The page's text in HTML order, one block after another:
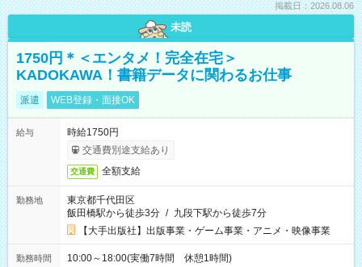
掲載日：2026.08.06
未読
1750円＊＜エンタメ！完全在宅＞
KADOKAWA！書籍データに関わるお仕事
派遣 WEB登録・面接OK
給与
時給1750円
交通費別途支給あり
交通費 全額支給
勤務地
東京都千代田区
飯田橋駅から徒歩3分 / 九段下駅から徒歩7分
【大手出版社】出版事業・ゲーム事業・アニメ・映像事業
勤務時間 10:00～18:00(実働7時間 休憩1時間)